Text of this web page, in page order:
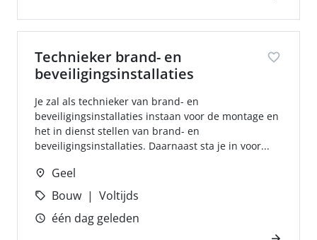
Technieker brand- en
beveiligingsinstallaties
Je zal als technieker van brand- en
beveiligingsinstallaties instaan voor de montage en
het in dienst stellen van brand- en
beveiligingsinstallaties. Daarnaast sta je in voor...
Geel
Bouw
Voltijds
één dag geleden